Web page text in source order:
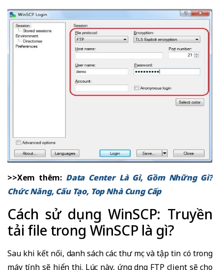
>>Xem thêm: Data Center Là Gì, Gồm Những Gì?
Chức Năng, Cấu Tạo, Top Nhà Cung Cấp
Cách sử dụng WinSCP: Truyền
tải file trong WinSCP là gì?
Sau khi kết nối, danh sách các thư mục và tập tin có trong
máy tính sẽ hiển thị. Lúc này, ứng dụng FTP client sẽ cho